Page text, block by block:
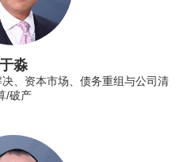
于淼
、资本市场、债务重组与公司清
/破产